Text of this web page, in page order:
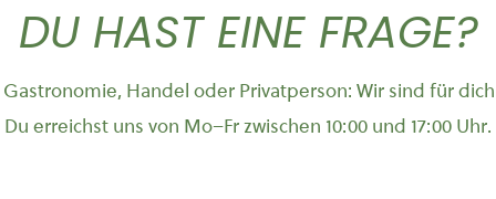
DU HAST EINE FRAGE?
Handel oder Privatperson: Wir sind für
Du erreichst uns von Mo–Fr zwischen 10:00 und 17:00 Uhr.